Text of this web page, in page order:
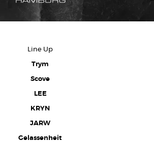
Line Up
Trym
Scove
LEE
KRYN
JARW
Gelassenheit